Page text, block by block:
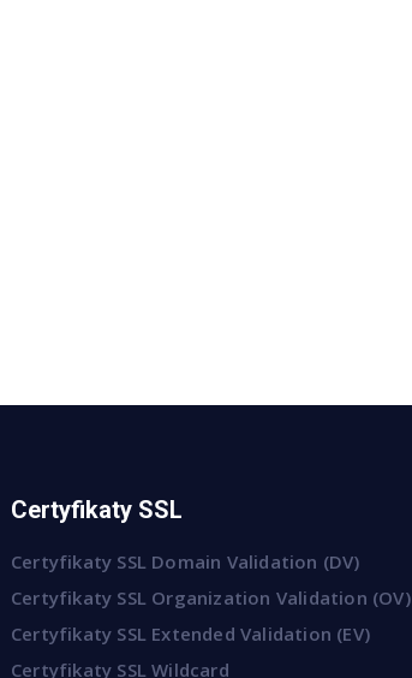
Certyfikaty SSL
Certyfikaty SSL Domain Validation (DV)
Certyfikaty SSL Organization Validation (OV)
Certyfikaty SSL Extended Validation (EV)
Certyfikaty SSL Wildcard